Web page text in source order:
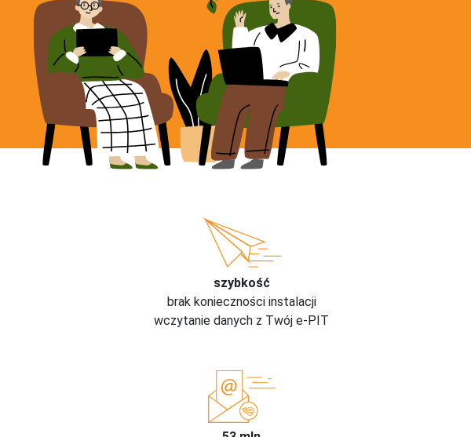
szybkość
brak konieczności instalacji
wczytanie danych z Twój e-PIT